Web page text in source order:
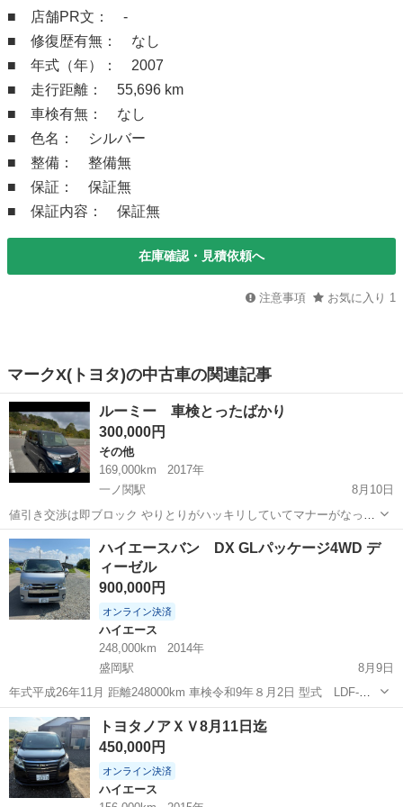
■ 店舗PR文： -
■ 修復歴有無： なし
■ 年式（年）： 2007
■ 走行距離： 55,696 km
■ 車検有無： なし
■ 色名： シルバー
■ 整備： 整備無
■ 保証： 保証無
■ 保証内容： 保証無
在庫確認・見積依頼へ
注意事項 お気に入り 1
マークX(トヨタ)の中古車の関連記事
ルーミー 車検とったばかり
300,000円
その他
169,000km
2017年
一ノ関駅
8月10日
値引き交渉は即ブロック やりとりがハッキリしていてマナーがなって
る人歓迎 面倒くさい人、曖昧な計画な人とは取引しません まだありま
すか？→返事しません 外国人バイヤーお断り 名義変更まで3万円預か
り 支払い→名義変更→預か...
岩手 一関市 一ノ関駅
ハイエースバン DX GLパッケージ4WD デ
ィーゼル
900,000円
オンライン決済
ハイエース
248,000km
2014年
盛岡駅
8月9日
年式平成26年11月 距離248000km 車検令和9年８月2日 型式 LDF-
KDH206V 4WD、ディーゼル、オートマ、バックカメラ、ETC、TV、
アルミ、などなど 車検取立てです。 整備工場にて法定整備後に車検取
得...
岩手 盛岡市 盛岡駅 ハイエース
トヨタノアＸＶ8月11日迄
450,000円
オンライン決済
ハイエース